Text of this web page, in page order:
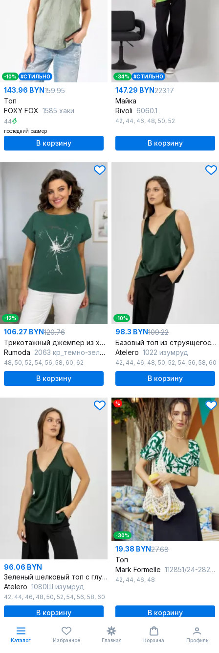
-10% #СТИЛЬНО
143.96 BYN159.95
Топ
FOXY FOX 1585 хаки
44
последний размер
В корзину
-34% #СТИЛЬНО
147.29 BYN223.17
Майка
Rivoli 6060.1
42, 44, 46, 48, 50, 52
В корзину
-12%
106.27 BYN120.76
Трикотажный джемпер из хлопка с принтом и спущенным плечом
Rumoda 2063 кр_темно-зеленый
48, 50, 52, 54, 56, 58, 60, 62
В корзину
-10%
98.3 BYN109.22
Базовый топ из струящегося шелка с глубоким вырезом
Atelero 1022 изумруд
42, 44, 46, 48, 50, 52, 54, 56, 58, 60
В корзину
96.06 BYN
Зеленый шелковый топ с глубоким вырезом
Atelero 1080Ш изумруд
42, 44, 46, 48, 50, 52, 54, 56, 58, 60
В корзину
%
-30%
19.38 BYN27.68
Топ
Mark Formelle 112851/24-28287П-9 белые_пятна_на_изумрудном
42, 44, 46, 48
В корзину
Каталог Избранное Главная Корзина Профиль